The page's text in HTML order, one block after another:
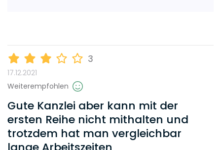
Diversity
Umweltbewusstsein
3
17.12.2021
Weiterempfohlen
Gute Kanzlei aber kann mit der
ersten Reihe nicht mithalten und
trotzdem hat man vergleichbar